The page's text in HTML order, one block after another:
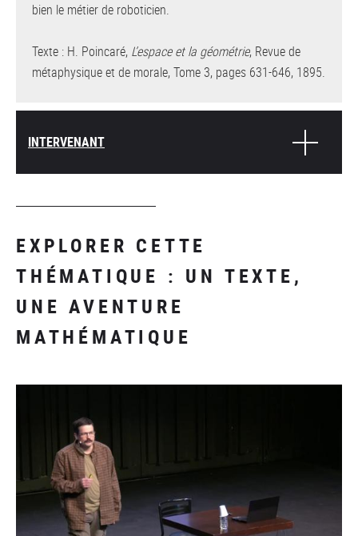
bien le métier de roboticien.
Texte : H. Poincaré, L’espace et la géométrie, Revue de
métaphysique et de morale, Tome 3, pages 631-646, 1895.
INTERVENANT
EXPLORER CETTE
THÉMATIQUE : UN TEXTE,
UNE AVENTURE
MATHÉMATIQUE